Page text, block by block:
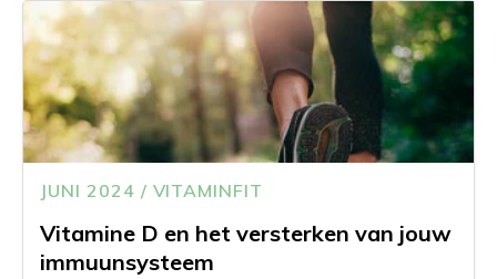
JUNI 2024 / VITAMINFIT
Vitamine D en het versterken van jouw
immuunsysteem